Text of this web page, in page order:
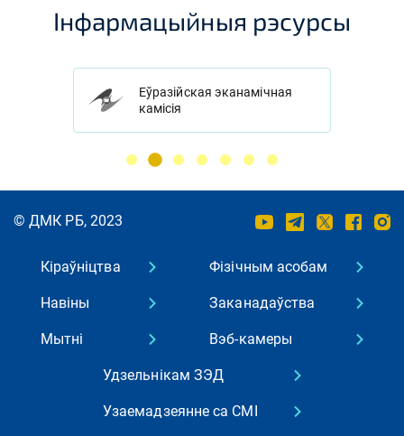
Інфармацыйныя рэсурсы
Еўразійская эканамічная
камісія
© ДМК РБ, 2023
Кіраўніцтва
Навіны
Мытнi
Фізічным асобам
Заканадаўства
Вэб-камеры
Удзельнікам ЗЭД
Узаемадзеянне са СМІ